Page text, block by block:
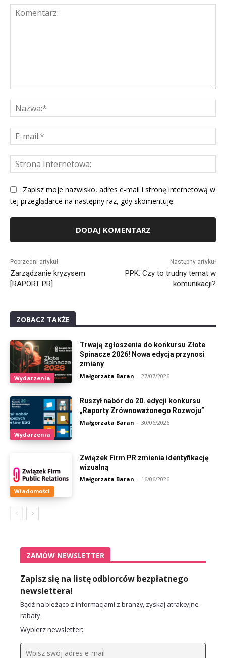
Zapisz moje nazwisko, adres e-mail i stronę internetową w
tej przeglądarce na następny raz, gdy skomentuję.
Poprzedni artykuł
Zarządzanie kryzysem
[RAPORT PR]
Następny artykuł
PPK. Czy to trudny temat w
komunikacji?
ZOBACZ TAKŻE
Wydarzenia
Trwają zgłoszenia do konkursu Złote
Spinacze 2026! Nowa edycja przynosi
zmiany
Małgorzata Baran - 27/07/2026
Wydarzenia
Ruszył nabór do 20. edycji konkursu
„Raporty Zrównoważonego Rozwoju”
Małgorzata Baran - 30/06/2026
Wiadomości
Związek Firm PR zmienia identyfikację
wizualną
Małgorzata Baran - 16/06/2026
ZAMÓW NEWSLETTER
Zapisz się na listę odbiorców bezpłatnego
newslettera!
Bądź na bieżąco z informacjami z branży, zyskaj atrakcyjne
rabaty.
Wybierz newsletter: